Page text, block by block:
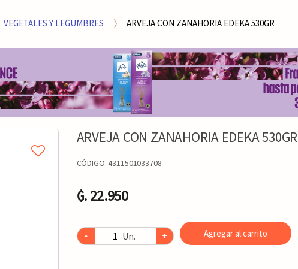
VEGETALES Y LEGUMBRES ARVEJA CON ZANAHORIA EDEKA 530GR
ARVEJA CON ZANAHORIA EDEKA 530GR
CÓDIGO:4311501033708
₲. 22.950
- Un. + Agregar al carrito